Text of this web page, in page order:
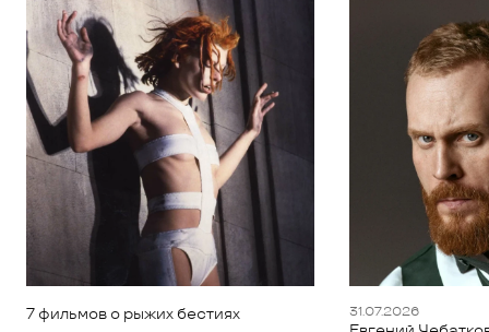
7 фильмов о рыжих бестиях 31.07.2026